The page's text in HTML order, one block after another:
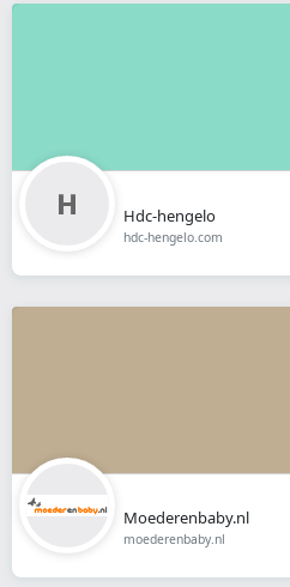
Hdc-hengelo
hdc-hengelo.com
Moederenbaby.nl
moederenbaby.nl